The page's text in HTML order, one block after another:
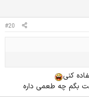
#20
کنی
بگم چه طعمی داره